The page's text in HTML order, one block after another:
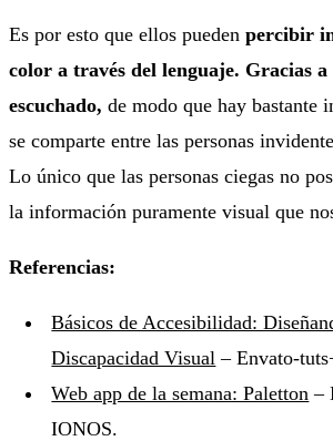
Es por esto que ellos pueden percibir
color a través del lenguaje. Gracias
escuchado, de modo que hay bastante
se comparte entre las personas
Lo único que las personas ciegas no
la información puramente visual que
Referencias:
Básicos de Accesibilidad:
Discapacidad Visual – Envato-
Web app de la semana: Paletton –
IONOS.